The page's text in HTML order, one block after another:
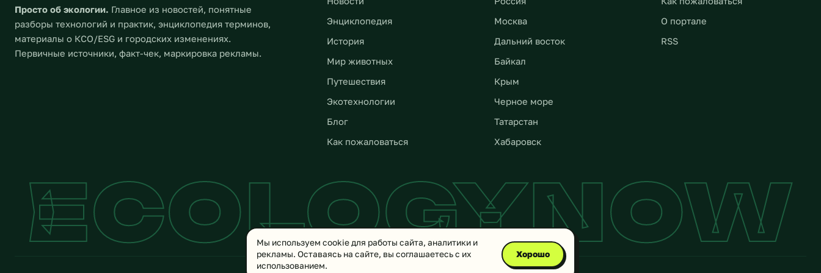
Просто об экологии. Главное из новостей, понятные
разборы технологий и практик, энциклопедия терминов,
материалы о КСО/ESG и городских изменениях.
Первичные источники, факт-чек, маркировка рекламы.
Энциклопедия
История
Мир животных
Путешествия
Экотехнологии
Блог
Как пожаловаться
Москва
Дальний восток
Байкал
Крым
Черное море
Татарстан
Хабаровск
О портале
RSS
ECOLOGYNOW
Мы используем cookie для работы сайта, аналитики и
рекламы. Оставаясь на сайте, вы соглашаетесь с их
использованием.
Хорошо